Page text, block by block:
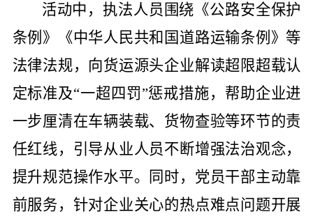
活动中，执法人员围绕《公路安全保护
条例》《中华人民共和国道路运输条例》等
法律法规，向货运源头企业解读超限超载认
定标准及“一超四罚”惩戒措施，帮助企业进
一步厘清在车辆装载、货物查验等环节的责
任红线，引导从业人员不断增强法治观念，
提升规范操作水平。同时，党员干部主动靠
前服务，针对企业关心的热点难点问题开展